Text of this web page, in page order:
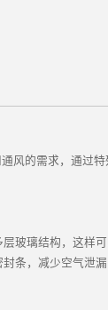
风的需求，通过
玻璃结构，这样可
条，减少空气泄漏